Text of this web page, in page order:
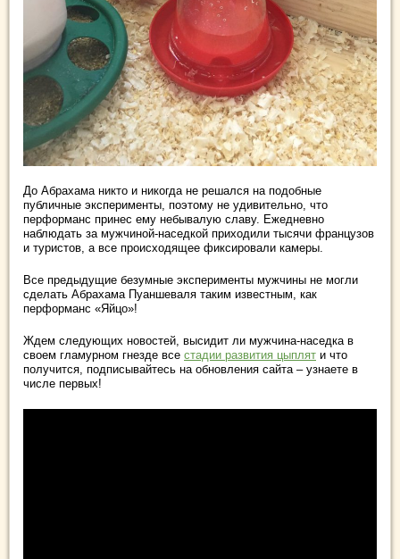
До Абрахама никто и никогда не решался на подобные
публичные эксперименты, поэтому не удивительно, что
перформанс принес ему небывалую славу. Ежедневно
наблюдать за мужчиной-наседкой приходили тысячи французов
и туристов, а все происходящее фиксировали камеры.
Все предыдущие безумные эксперименты мужчины не могли
сделать Абрахама Пуаншеваля таким известным, как
перформанс «Яйцо»!
Ждем следующих новостей, высидит ли мужчина-наседка в
своем гламурном гнезде все стадии развития цыплят и что
получится, подписывайтесь на обновления сайта – узнаете в
числе первых!